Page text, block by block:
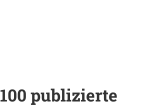
100 publizierte